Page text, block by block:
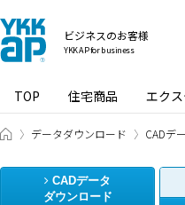
ビジネスのお客様
YKK AP for business
TOP 住宅商品 エク
ビジネスのお客様 HOME
データダウンロード CADデ
CADデータ
ダウンロード